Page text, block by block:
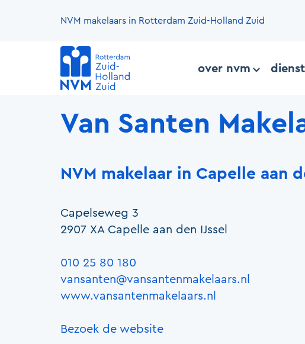
NVM makelaars in Rotterdam Zuid-Holland Zuid
over nvm
Van Santen
NVM makelaar in Capelle aan
Capelseweg 3
2907 XA Capelle aan den IJssel
010 25 80 180
vansanten@vansantenmakelaars.nl
www.vansantenmakelaars.nl
Bezoek de website